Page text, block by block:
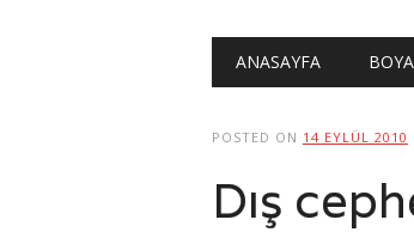
Main
ANASAYFA
POSTED ON 14 EYLÜL 2010
Dış